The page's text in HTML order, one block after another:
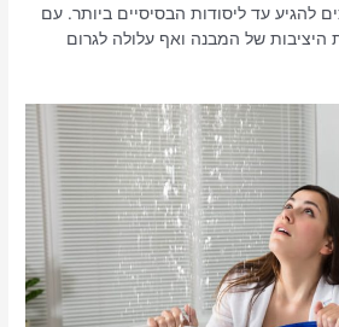
להגיע עד ליסודות הבסיסיים ביותר. עם
היציבות של המבנה ואף עלולה לגרום